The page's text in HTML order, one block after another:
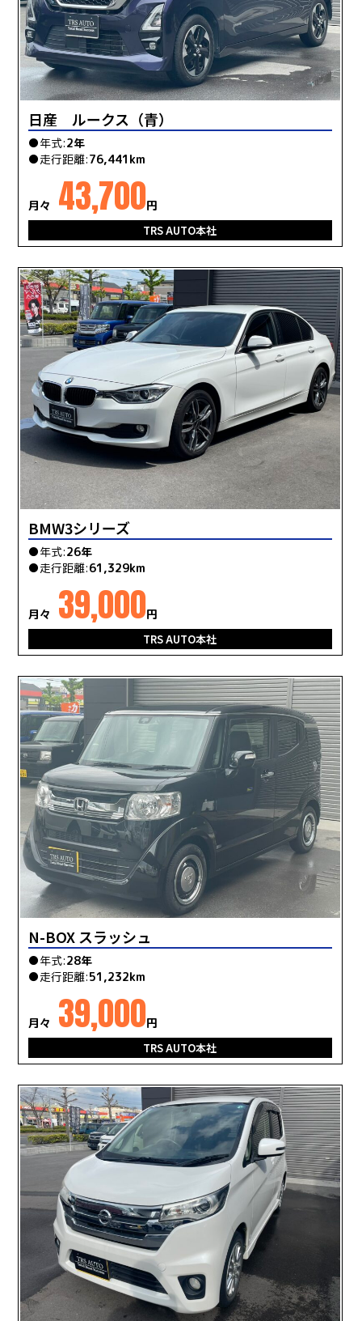
日産 ルークス（青）
●年式:2年
●走行距離:76,441km
月々 43,700円
TRS AUTO本社
BMW3シリーズ
●年式:26年
●走行距離:61,329km
月々 39,000円
TRS AUTO本社
N-BOX スラッシュ
●年式:28年
●走行距離:51,232km
月々 39,000円
TRS AUTO本社